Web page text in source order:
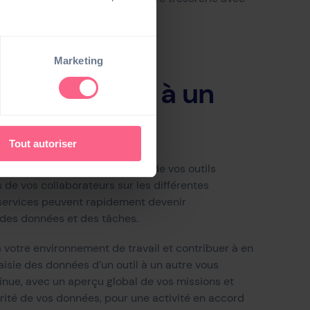
Marketing
Tout autoriser
d’un outil à un
entreprise, l’interopérabilité de vos outils
de vos collaborateurs sur les différentes
peuvent rapidement devenir
données et des tâches.
environnement de travail et contribuer à en
des données d’un outil à un autre vous
avec un aperçu global de vos missions et
de vos données, pour une activité en accord